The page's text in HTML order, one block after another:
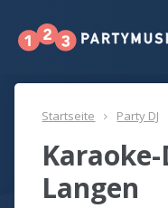
Startseite Party DJ
Langen